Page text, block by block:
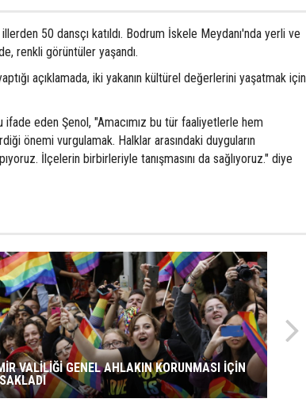
50 dansçı katıldı. Bodrum İskele Meydanı'nda yerli ve
renkli görüntüler yaşandı.
açıklamada, iki yakanın kültürel değerlerini yaşatmak için
eden Şenol, "Amacımız bu tür faaliyetlerle hem
önemi vurgulamak. Halklar arasındaki duyguların
İlçelerin birbirleriyle tanışmasını da sağlıyoruz." diye
VALİLİĞİ GENEL AHLAKIN KORUNMASI İÇİN